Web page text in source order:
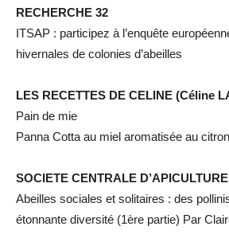
RECHERCHE 32
ITSAP : participez à l’enquête
hivernales de colonies d’abeilles
LES RECETTES DE CELINE (Céline
Pain de mie
Panna Cotta au miel aromatisée au citron
SOCIETE CENTRALE
Abeilles sociales et solitaires : des
étonnante diversité (1ère partie) Par